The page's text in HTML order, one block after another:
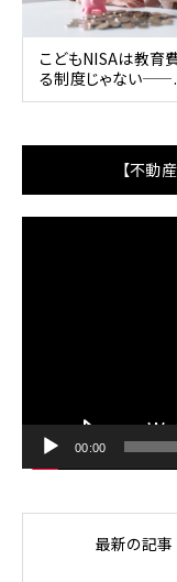
こどもNISAは教育
る制度じゃない
【不動
00:00
最新の記事